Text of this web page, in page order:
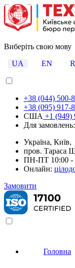
Виберіть свою мову
UA
EN
+38 (044) 500-
+38 (095) 917-
США +1 (949)
Для замовлень:
Україна, Київ,
пров. Тараса
ПН-ПТ 10:00 -
Онлайн:
Замовити
Головна